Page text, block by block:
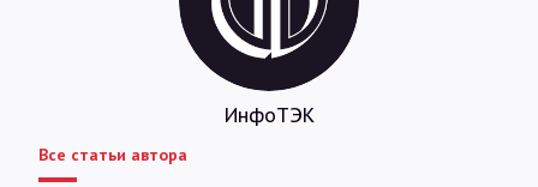
ИнфоТЭК
Все статьи автора